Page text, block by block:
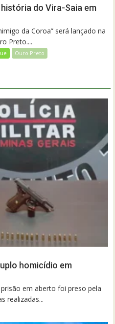
do Vira-Saia em
da Coroa” será lançado na
Preto....
Ouro Preto
homicídio em
em aberto foi preso pela
realizadas...